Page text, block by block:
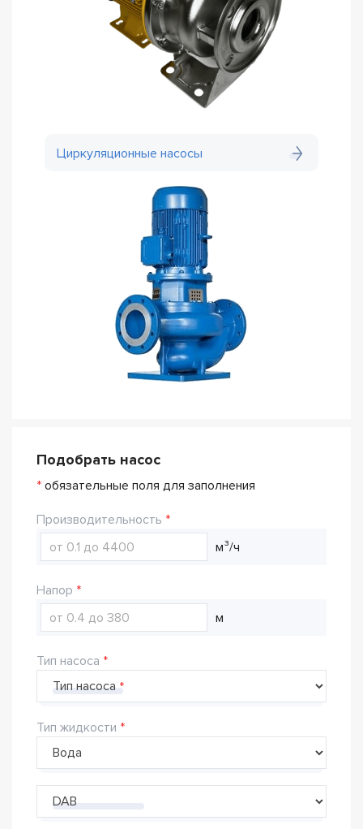
Циркуляционные насосы
Подобрать насос
* обязательные поля для заполнения
Производительность
м³/ч
Напор
м
Тип насоса
Тип насоса
Тип жидкости
Производитель